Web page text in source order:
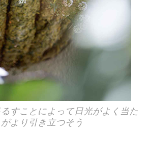
すことによって日光がよく当た
より引き立つそう